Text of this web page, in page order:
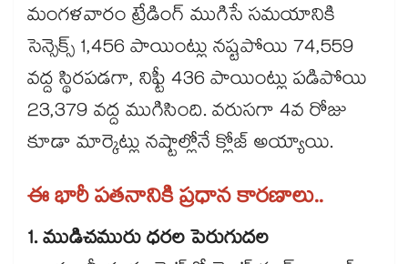
మంగళవారం ట్రేడింగ్ ముగిసే సమయానికి
సెన్సెక్స్ 1,456 పాయింట్లు నష్టపోయి 74,559
వద్ద స్థిరపడగా, నిఫ్టీ 436 పాయింట్లు పడిపోయి
23,379 వద్ద ముగిసింది. వరుసగా 4వ రోజు
కూడా మార్కెట్లు నష్టాల్లోనే క్లోజ్ అయ్యాయి.
ఈ భారీ పతనానికి ప్రధాన కారణాలు..
1. ముడిచమురు ధరల పెరుగుదల